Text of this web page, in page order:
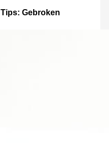
Tips: Gebroken